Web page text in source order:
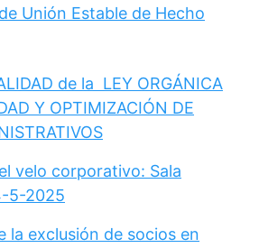
Unión Estable de Hecho
de la LEY ORGÁNICA
Y OPTIMIZACIÓN DE
velo corporativo: Sala
5-2025
la exclusión de socios en